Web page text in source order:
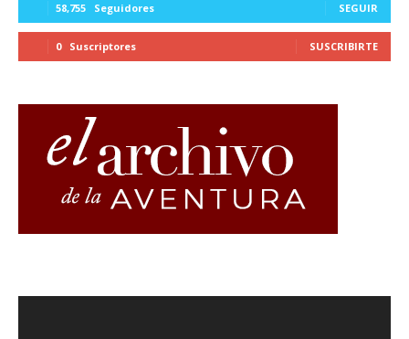
58,755 Seguidores SEGUIR
0 Suscriptores SUSCRIBIRTE